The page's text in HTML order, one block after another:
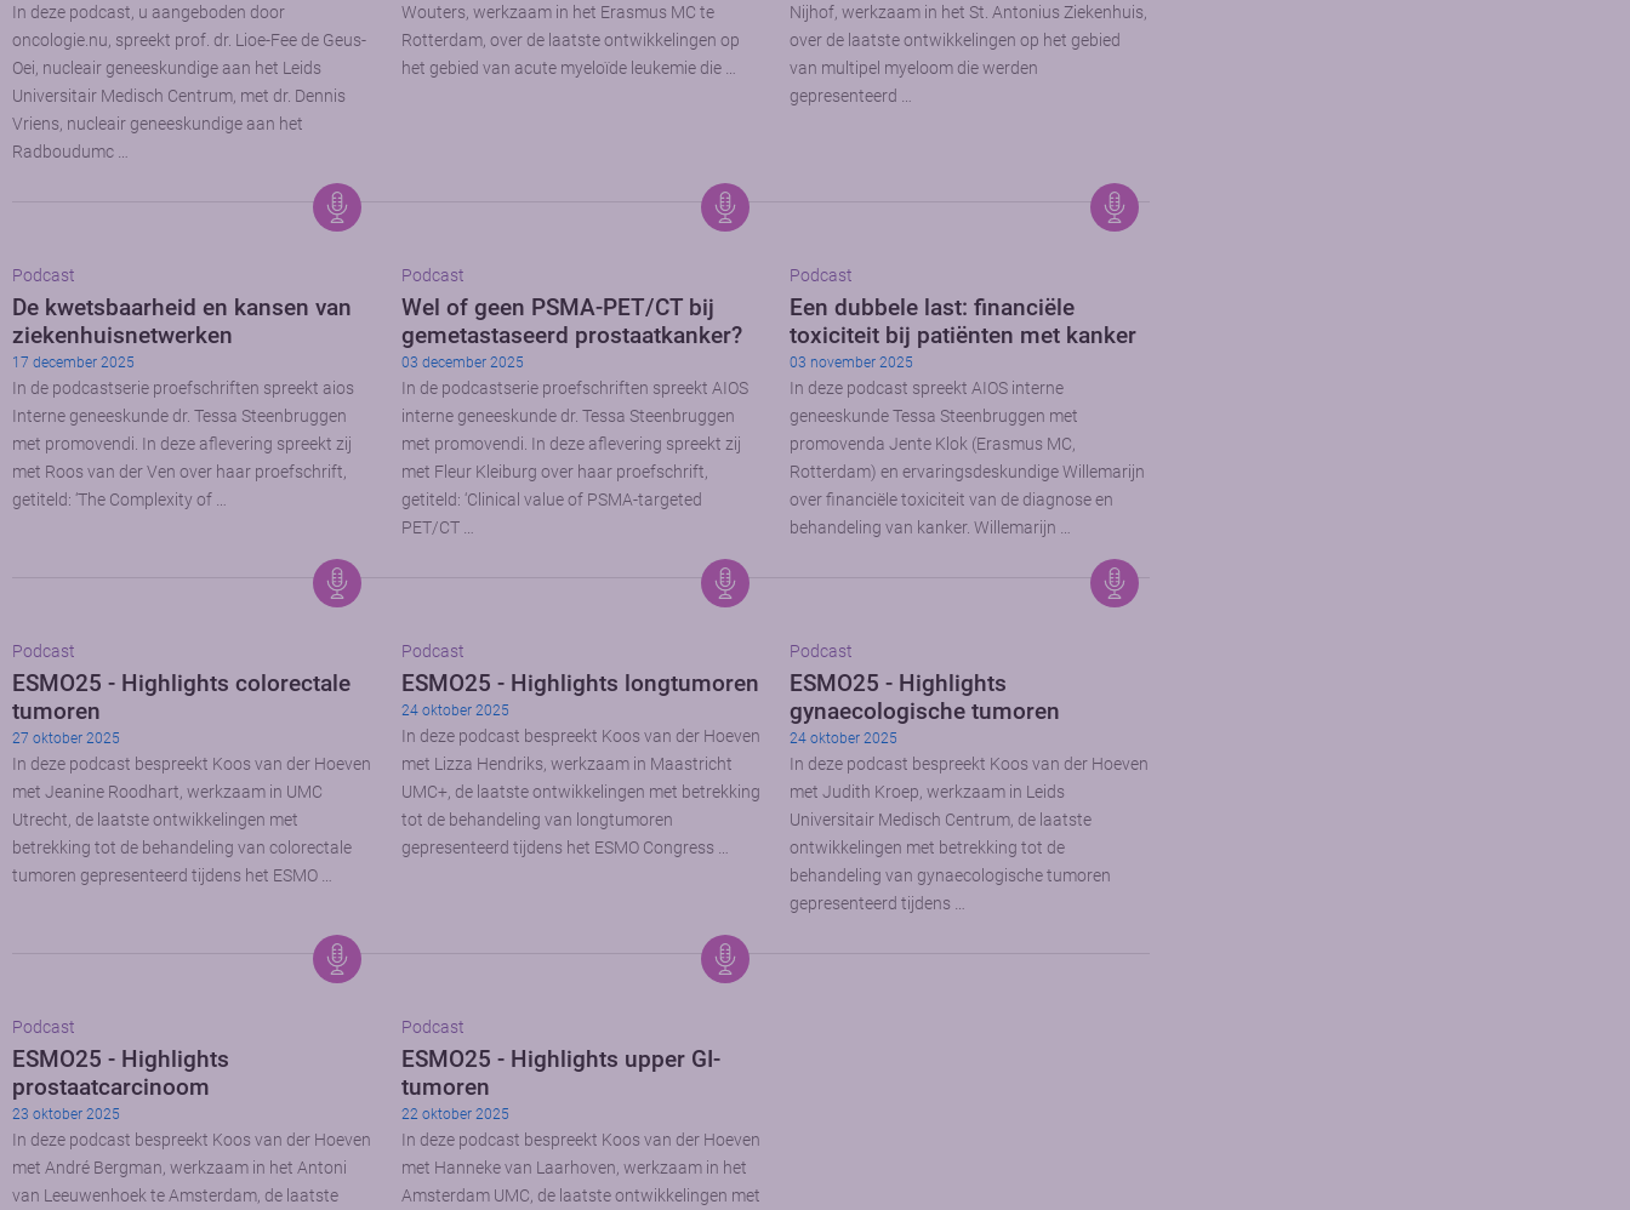
In deze podcast, u aangeboden door
oncologie.nu, spreekt prof. dr. Lioe-Fee de Geus-
Oei, nucleair geneeskundige aan het Leids
Universitair Medisch Centrum, met dr. Dennis
Vriens, nucleair geneeskundige aan het
Radboudumc …
Wouters, werkzaam in het Erasmus MC te
Rotterdam, over de laatste ontwikkelingen op
het gebied van acute myeloïde leukemie die …
Nijhof, werkzaam in het St. Antonius Ziekenhuis,
over de laatste ontwikkelingen op het gebied
van multipel myeloom die werden
gepresenteerd …
Podcast
De kwetsbaarheid en kansen van
ziekenhuisnetwerken
17 december 2025
In de podcastserie proefschriften spreekt aios
Interne geneeskunde dr. Tessa Steenbruggen
met promovendi. In deze aflevering spreekt zij
met Roos van der Ven over haar proefschrift,
getiteld: ‘The Complexity of …
Podcast
Wel of geen PSMA-PET/CT bij
gemetastaseerd prostaatkanker?
03 december 2025
In de podcastserie proefschriften spreekt AIOS
interne geneeskunde dr. Tessa Steenbruggen
met promovendi. In deze aflevering spreekt zij
met Fleur Kleiburg over haar proefschrift,
getiteld: ‘Clinical value of PSMA-targeted
PET/CT …
Podcast
Een dubbele last: financiële
toxiciteit bij patiënten met kanker
03 november 2025
In deze podcast spreekt AIOS interne
geneeskunde Tessa Steenbruggen met
promovenda Jente Klok (Erasmus MC,
Rotterdam) en ervaringsdeskundige Willemarijn
over financiële toxiciteit van de diagnose en
behandeling van kanker. Willemarijn …
Podcast
ESMO25 - Highlights colorectale
tumoren
27 oktober 2025
In deze podcast bespreekt Koos van der Hoeven
met Jeanine Roodhart, werkzaam in UMC
Utrecht, de laatste ontwikkelingen met
betrekking tot de behandeling van colorectale
tumoren gepresenteerd tijdens het ESMO …
Podcast
ESMO25 - Highlights longtumoren
24 oktober 2025
In deze podcast bespreekt Koos van der Hoeven
met Lizza Hendriks, werkzaam in Maastricht
UMC+, de laatste ontwikkelingen met betrekking
tot de behandeling van longtumoren
gepresenteerd tijdens het ESMO Congress …
Podcast
ESMO25 - Highlights
gynaecologische tumoren
24 oktober 2025
In deze podcast bespreekt Koos van der Hoeven
met Judith Kroep, werkzaam in Leids
Universitair Medisch Centrum, de laatste
ontwikkelingen met betrekking tot de
behandeling van gynaecologische tumoren
gepresenteerd tijdens …
Podcast
ESMO25 - Highlights
prostaatcarcinoom
23 oktober 2025
In deze podcast bespreekt Koos van der Hoeven
met André Bergman, werkzaam in het Antoni
van Leeuwenhoek te Amsterdam, de laatste
Podcast
ESMO25 - Highlights upper GI-
tumoren
22 oktober 2025
In deze podcast bespreekt Koos van der Hoeven
met Hanneke van Laarhoven, werkzaam in het
Amsterdam UMC, de laatste ontwikkelingen met